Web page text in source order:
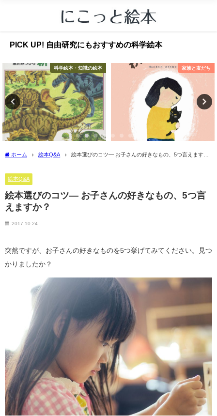
PICK UP! 自由研究にもおすすめの科学絵本
科学絵本・知識の絵本 家族と友だち
ホーム 絵本Q&A
絵本選びのコツ― お子さんの好きなもの、5つ言えます
絵本Q&A
絵本選びのコツ― お子さんの好きなもの、5つ言
えますか？
2017-10-24
突然ですが、お子さんの好きなものを5つ挙げてみてください。見つ
かりましたか？